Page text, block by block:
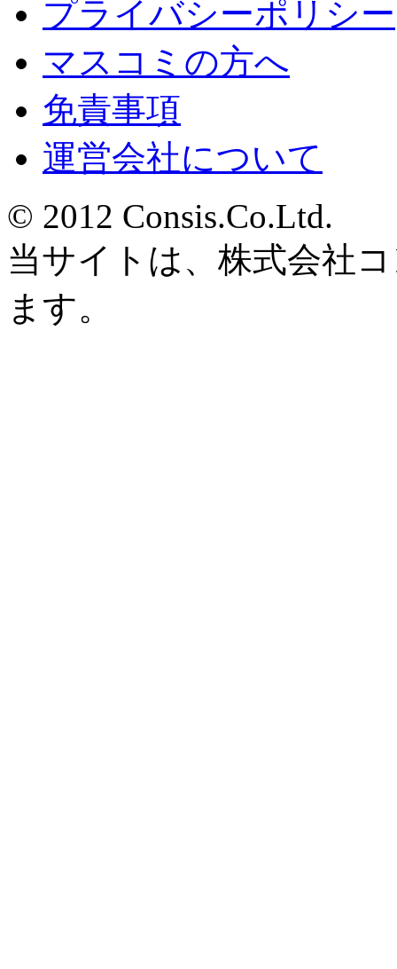
プライバシーポリシー
マスコミの方へ
免責事項
運営会社について
© 2012 Consis.Co.Ltd.
当サイトは、株式会社
ます。